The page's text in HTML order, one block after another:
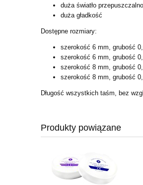
duża światło
duża gładkość
Dostępne rozmiary:
szerokość 6 mm, grubość
szerokość 6 mm, grubość
szerokość 8 mm, grubość
szerokość 8 mm, grubość
Długość wszystkich taśm, bez
Produkty powiązane